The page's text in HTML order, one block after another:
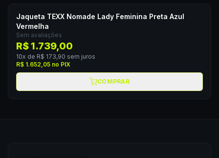
Jaqueta TEXX Nomade Lady Feminina Preta Azul
Vermelha
Sem avaliações
R$ 1.739,00
10x de R$ 173,90 sem juros
R$ 1.652,05 no PIX
COMPRAR